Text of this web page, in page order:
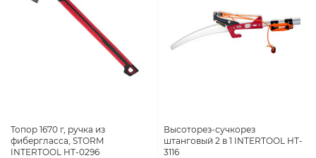
Топор 1670 г, ручка из
фибергласса, STORM
INTERTOOL HT-0296
Высоторез-сучкорез
штанговый 2 в 1 INTERTOOL HT-
3116